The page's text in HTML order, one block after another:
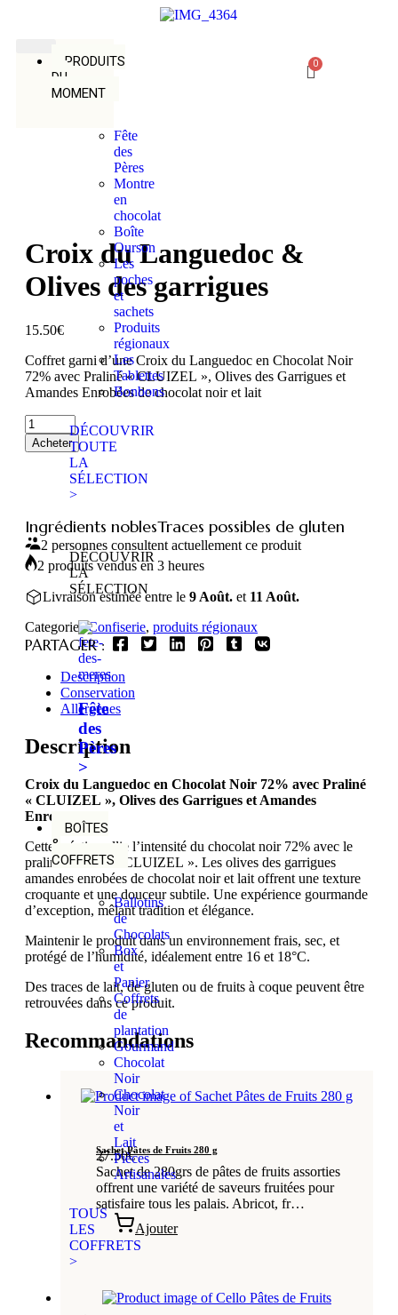
PRODUITS
DU
MOMENT
Fête
des
Pères
Montre
en
chocolat
Boîte
Ourson
Les
poches
et
sachets
Produits
régionaux
Les
Tablettes
Bonbons
DÉCOUVRIR
TOUTE
LA
SÉLECTION
>
DÉCOUVRIR
LA
SÉLECTION
Fête
des
Pères
>
BOÎTES
&
COFFRETS
Ballotins
de
Chocolats
Box
et
Panier
Coffrets
de
plantation
Gourmand
Chocolat
Noir
Chocolat
Noir
et
Lait
Pièces
Artisanales
TOUS
LES
COFFRETS
>
Croix du Languedoc &
Olives des garrigues
15.50€
Coffret garni d’une Croix du Languedoc en Chocolat Noir
72% avec Praliné « CLUIZEL », Olives des Garrigues et
Amandes Enrobées de chocolat noir et lait
Acheter
Ingrédients noblesTraces possibles de gluten
2 personnes consultent actuellement ce produit
2 produits vendus en 3 heures
Livraison estimée entre le 9 Août. et 11 Août.
Categories:Confiserie, produits régionaux
PARTAGER :
Description
Conservation
Allergènes
Description
Croix du Languedoc en Chocolat Noir 72% avec Praliné
« CLUIZEL », Olives des Garrigues et Amandes
Enrobées
Cette création allie l’intensité du chocolat noir 72% avec le
praliné fondant « CLUIZEL ». Les olives des garrigues
amandes enrobées de chocolat noir et lait offrent une texture
croquante et une douceur subtile. Une expérience gourmande
d’exception, mêlant tradition et élégance.
Maintenir le produit dans un environnement frais, sec, et
protégé de l’humidité, idéalement entre 16 et 18°C.
Des traces de lait, de gluten ou de fruits à coque peuvent être
retrouvées dans ce produit.
Recommandations
Sachet Pâtes de Fruits 280 g
27.50€
Sachet de 280grs de pâtes de fruits assorties
offrent une variété de saveurs fruitées pour
satisfaire tous les palais. Abricot, fr…
Ajouter